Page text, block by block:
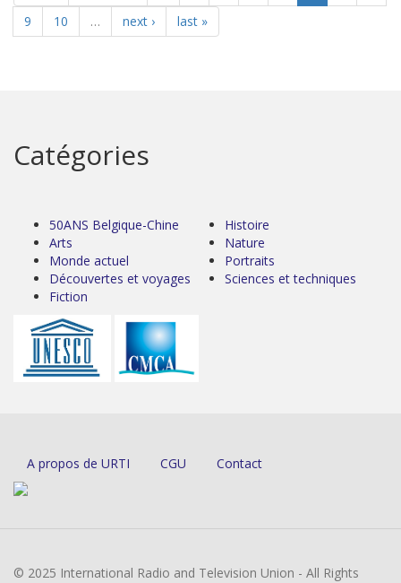
9
10 … next › last »
Catégories
50ANS Belgique-Chine
Arts
Monde actuel
Découvertes et voyages
Fiction
Histoire
Nature
Portraits
Sciences et techniques
A propos de URTI CGU Contact
© 2025 International Radio and Television Union - All Rights